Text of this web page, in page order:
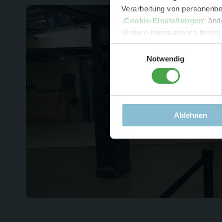
Verarbeitung von
„Cookie-Einstellungen“
Weitere Informationen
Notwendig
Ablehnen
-
-